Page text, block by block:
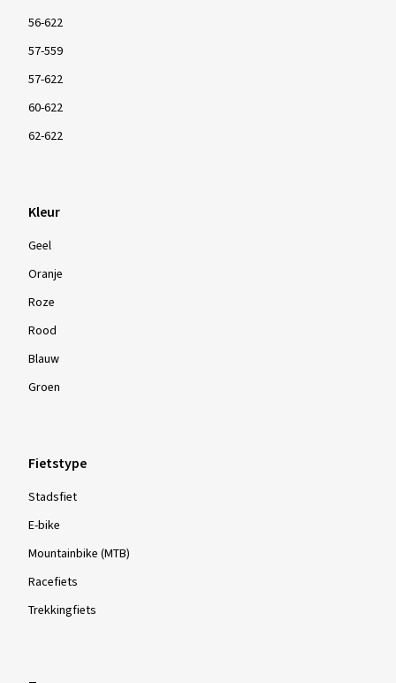
56-622
57-559
57-622
60-622
62-622
Kleur
Geel
Oranje
Roze
Rood
Blauw
Groen
Fietstype
Stadsfiet
E-bike
Mountainbike (MTB)
Racefiets
Trekkingfiets